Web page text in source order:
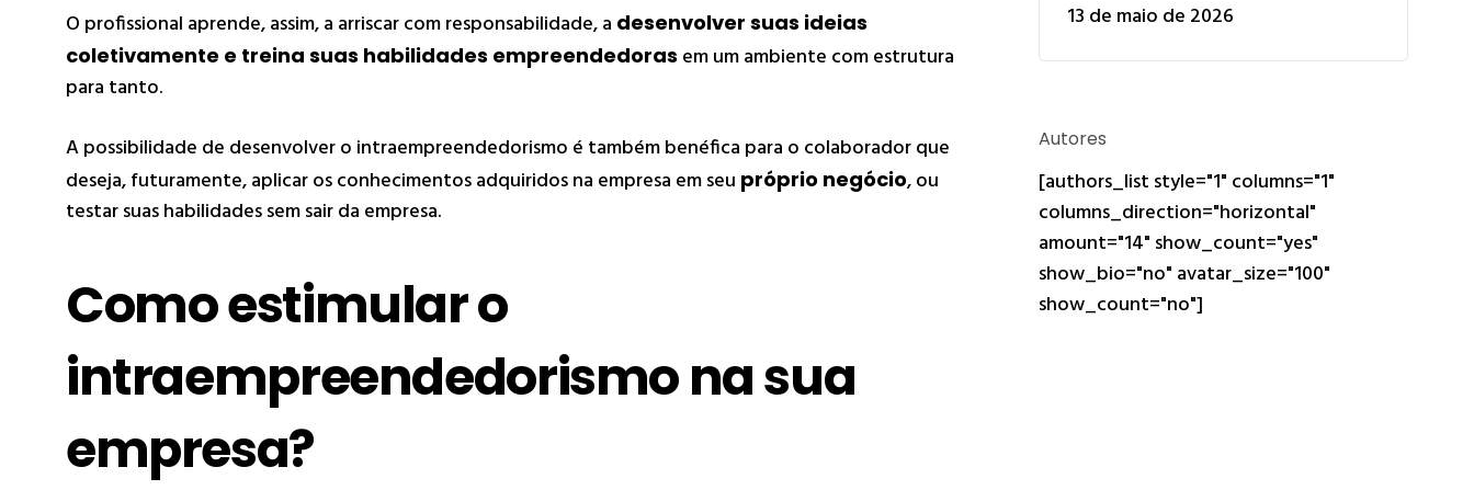
O profissional aprende, assim, a arriscar com responsabilidade, a desenvolver suas ideias
coletivamente e treina suas habilidades empreendedoras em um ambiente com estrutura
para tanto.
A possibilidade de desenvolver o intraempreendedorismo é também benéfica para o colaborador que
deseja, futuramente, aplicar os conhecimentos adquiridos na empresa em seu próprio negócio, ou
testar suas habilidades sem sair da empresa.
Como estimular o
intraempreendedorismo na sua
empresa?
13 de maio de 2026
Autores
[authors_list style="1" columns="1"
columns_direction="horizontal"
amount="14" show_count="yes"
show_bio="no" avatar_size="100"
show_count="no"]